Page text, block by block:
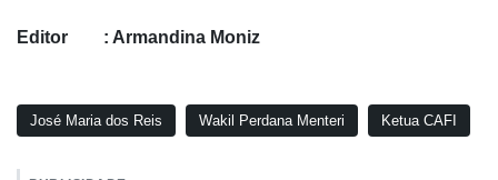
Editor : Armandina Moniz
José Maria dos Reis Wakil Perdana Menteri Ketua CAFI